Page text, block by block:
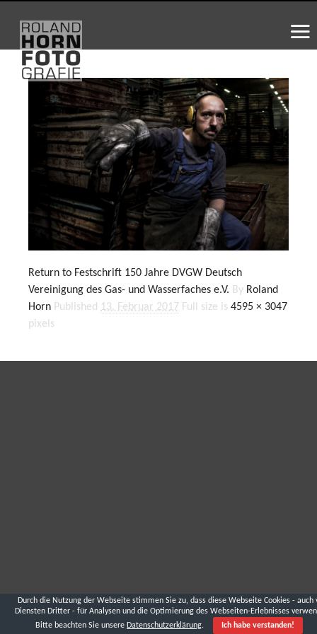
Return to Festschrift 150 Jahre DVGW Deutsch
Vereinigung des Gas- und Wasserfaches e.V. By Roland
Horn Published 13. Februar 2017 Full size is 4595 × 3047
pixels
Durch die Nutzung der Webseite stimmen Sie zu, dass diese Webseite Cookies - auch
Diensten Dritter - für Analysen und die Optimierung des Webseiten-Erlebnisses
Bitte beachten Sie unsere Datenschutzerklärung. Ich habe verstanden!